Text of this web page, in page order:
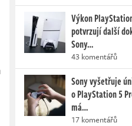
Výkon
potvrzují další
Sony…
43 komentářů
Sony vyšetřuje
o PlayStation 5
má…
17 komentářů